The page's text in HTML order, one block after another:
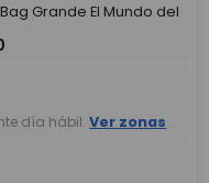
Grande El Mundo del
día hábil. Ver zonas